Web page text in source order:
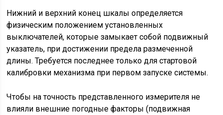
Нижний и верхний конец шкалы определяется
физическим положением установленных
выключателей, которые замыкает собой подвижный
указатель, при достижении предела размеченной
длины. Требуется последнее только для стартовой
калибровки механизма при первом запуске системы.
Чтобы на точность представленного измерителя не
влияли внешние погодные факторы (подвижная